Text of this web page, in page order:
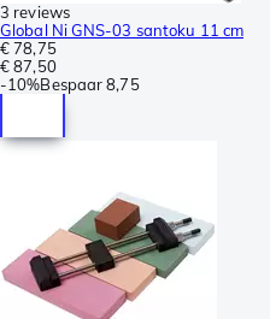
3 reviews
Global Ni GNS-03 santoku 11 cm
€ 78,75
€ 87,50
-10%Bespaar 8,75